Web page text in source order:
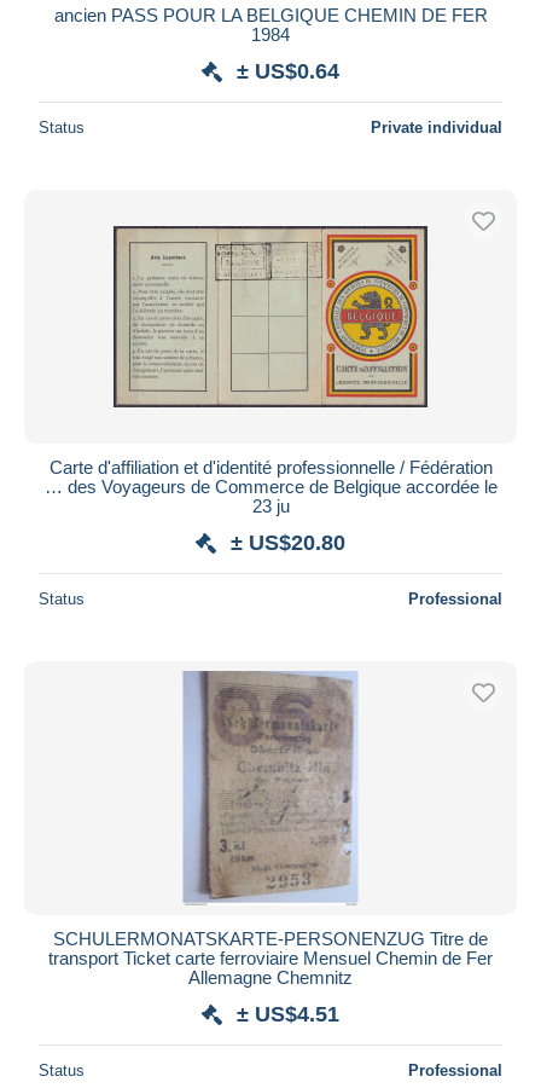
ancien PASS POUR LA BELGIQUE CHEMIN DE FER
1984
± US$0.64
Status Private individual
Carte d'affiliation et d'identité professionnelle / Fédération
… des Voyageurs de Commerce de Belgique accordée le
23 ju
± US$20.80
Status Professional
SCHULERMONATSKARTE-PERSONENZUG Titre de
transport Ticket carte ferroviaire Mensuel Chemin de Fer
Allemagne Chemnitz
± US$4.51
Status Professional